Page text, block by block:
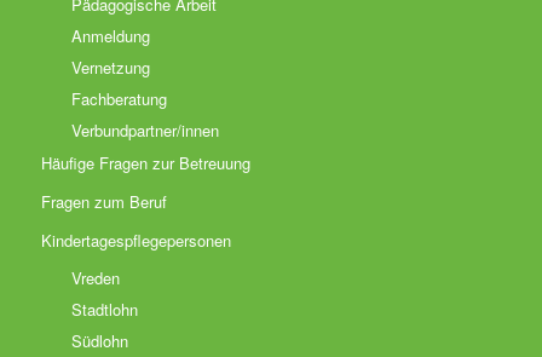
Pädagogische Arbeit
Anmeldung
Vernetzung
Fachberatung
Verbundpartner/innen
Häufige Fragen zur Betreuung
Fragen zum Beruf
Kindertagespflegepersonen
Vreden
Stadtlohn
Südlohn